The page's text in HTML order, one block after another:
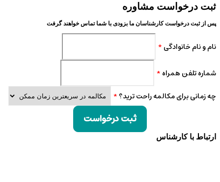
ثبت درخواست مشاوره
پس از ثبت درخواست کارشناسان ما بزودی با شما تماس خواهند گرفت
نام و نام خانوادگی *
شماره تلفن همراه *
چه زمانی برای مکالمه راحت ترید؟ *
ثبت درخواست
ارتباط با کارشناس